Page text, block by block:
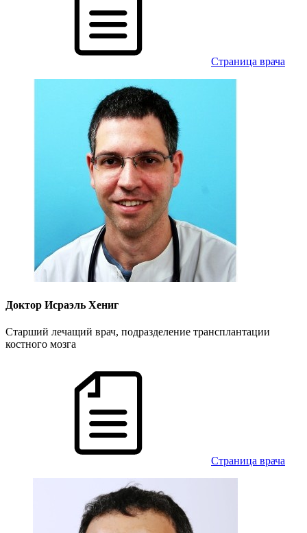
Cтраница врача
Доктор Исраэль Хениг
Старший лечащий врач, подразделение трансплантации
костного мозга
Cтраница врача